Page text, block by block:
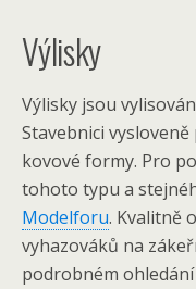
Výlisky
Výlisky jsou
Stavebnici
kovové formy. Pro
tohoto typu a
Modelforu. Kvalitně
vyhazováků na
podrobném